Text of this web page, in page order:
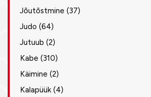
Jõutõstmine (37)
Judo (64)
Jutuub (2)
Kabe (310)
Käimine (2)
Kalapüük (4)